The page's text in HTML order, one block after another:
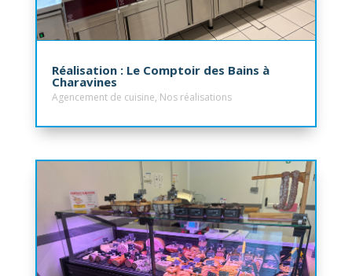
Réalisation : Le Comptoir des Bains à
Charavines
Agencement de cuisine, Nos réalisations